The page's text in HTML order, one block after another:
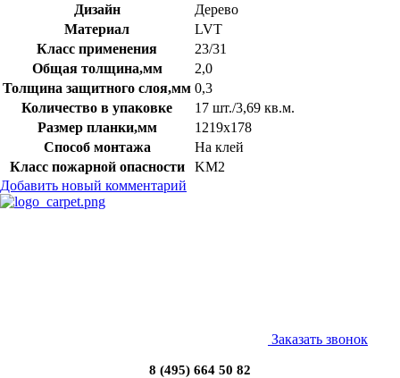
Дизайн
Дерево
Материал
LVT
Класс применения
23/31
Общая толщина,мм
2,0
Толщина защитного слоя,мм 0,3
Количество в упаковке
17 шт./3,69 кв.м.
Размер планки,мм
1219х178
Способ монтажа
На клей
Класс пожарной опасности
KM2
Добавить новый комментарий
Заказать звонок
8 (495) 664 50 82